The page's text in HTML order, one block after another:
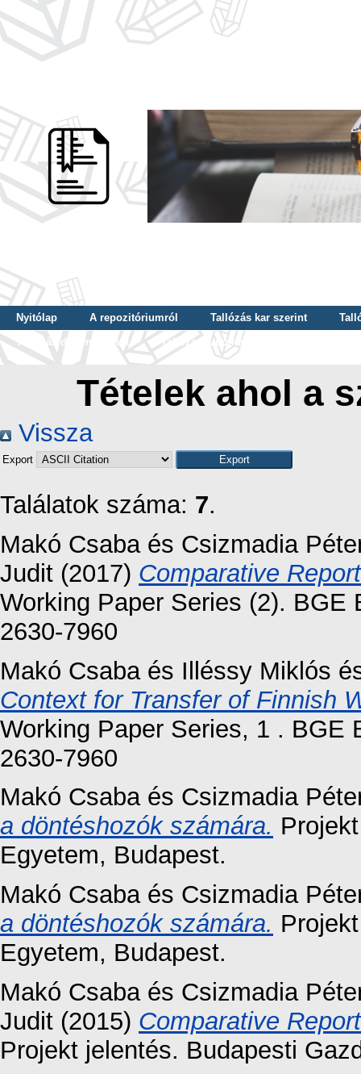
Nyitólap A repozitóriumról Tallózás kar szerint
Tallózás dátum szerint
Tallózás tudományterület szerint
Tételek ahol a
Vissza
Export
Találatok száma: 7.
Makó Csabaés Csizmadia
Judit (2017) Comparative
Working Paper Series (2).
2630-7960
Makó Csabaés Illéssy Miklós
Context for Transfer of Finnish
Working Paper Series, 1 . BGE
2630-7960
Makó Csabaés Csizmadia
a döntéshozók számára.
Egyetem, Budapest.
Makó Csabaés Csizmadia
a döntéshozók számára.
Egyetem, Budapest.
Makó Csabaés Csizmadia
Judit (2015) Comparative
Projekt jelentés. Budapesti